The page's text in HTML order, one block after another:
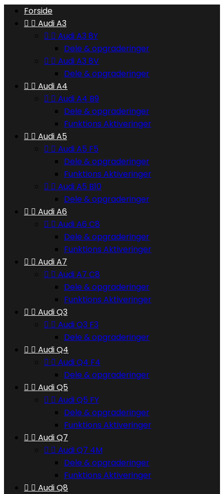
Forside
  Audi A3
  Audi A3 8Y
Dele & opgraderinger
  Audi A3 8V
Dele & opgraderinger
  Audi A4
  Audi A4 B9
Dele & opgraderinger
Funktions Aktiveringer
  Audi A5
  Audi A5 F5
Dele & opgraderinger
Funktions Aktiveringer
  Audi A5 B10
Dele & opgraderinger
  Audi A6
  Audi A6 C8
Dele & opgraderinger
Funktions Aktiveringer
  Audi A7
  Audi A7 C8
Dele & opgraderinger
Funktions Aktiveringer
  Audi Q3
  Audi Q3 F3
Dele & opgraderinger
  Audi Q4
  Audi Q4 F4
Dele & opgraderinger
  Audi Q5
  Audi Q5 FY
Dele & opgraderinger
Funktions Aktiveringer
  Audi Q7
  Audi Q7 4M
Dele & opgraderinger
Funktions Aktiveringer
  Audi Q8